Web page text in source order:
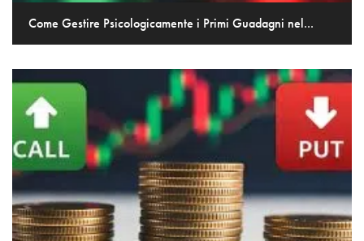
Come Gestire Psicologicamente i Primi Guadagni nel...